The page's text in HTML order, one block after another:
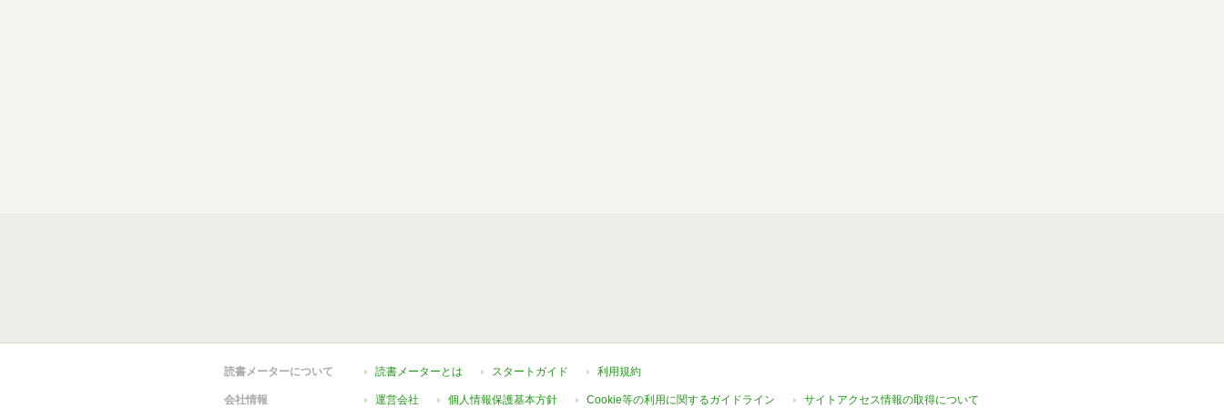
読書メーターについて 読書メーターとは スタートガイド 利用規約
会社情報 運営会社 個人情報保護基本方針 Cookie等の利用に関するガイドライン サイトアクセス情報の取得について